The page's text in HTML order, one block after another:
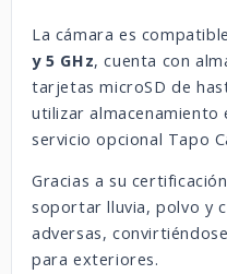
La cámara es
y 5 GHz, cuenta con
tarjetas microSD de
utilizar almacenamiento
servicio opcional Tapo
Gracias a su certificación
soportar lluvia, polvo y
adversas,
para exteriores.